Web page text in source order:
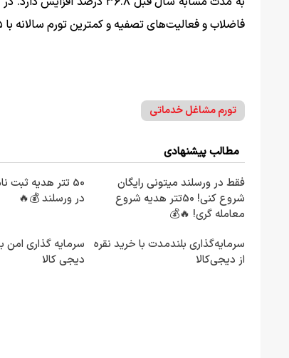
فاضلاب و فعالیت‌های تصفیه و کم­ترین تورم سالانه با ۲۳.۵ درصد مربوط به گروه اطلاعات و ارتباطات است.
تورم مشاغل خدماتی
مطالب پیشنهادی
فقط در ورسلند میتونی رایگان
شروع کنی! 50تتر هدیه شروع
معامله گری! 🔥💰
50 تتر هدیه ثبت
در ورسلند 💰🔥
سرمایه‌گذاری بلندمدت با خرید نقره
از دیجی‌کالا
سرمایه گذاری امن
دیجی کالا